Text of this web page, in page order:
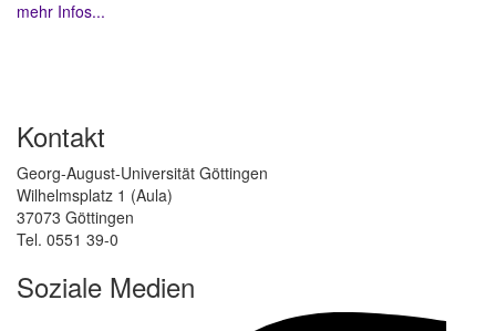
mehr Infos...
Kontakt
Georg-August-Universität Göttingen
Wilhelmsplatz 1 (Aula)
37073 Göttingen
Tel. 0551 39-0
Soziale Medien